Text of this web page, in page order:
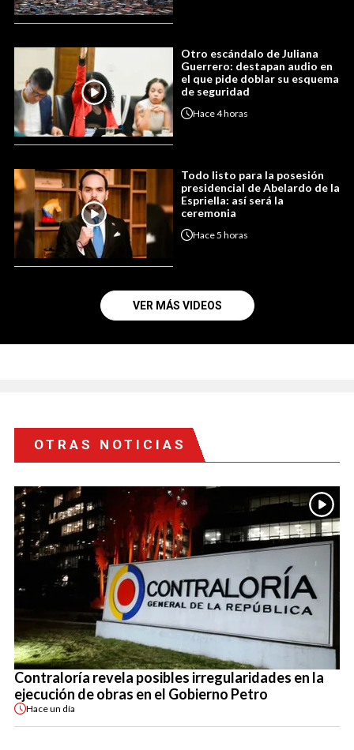
Otro escándalo de Juliana
Guerrero: destapan audio en
el que pide doblar su esquema
de seguridad
Hace4 horas
Todo listo para la posesión
presidencial de Abelardo de la
Espriella: así será la
ceremonia
Hace5 horas
VER MÁS VIDEOS
OTRAS NOTICIAS
Contraloría revela posibles irregularidades en la
ejecución de obras en el Gobierno Petro
Haceun día